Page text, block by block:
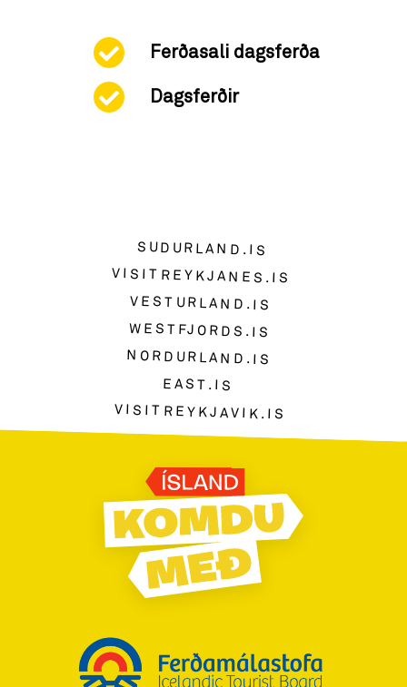
Ferðasali dagsferða
Dagsferðir
SUDURLAND.IS
VISITREYKJANES.IS
VESTURLAND.IS
WESTFJORDS.IS
NORDURLAND.IS
EAST.IS
VISITREYKJAVIK.IS